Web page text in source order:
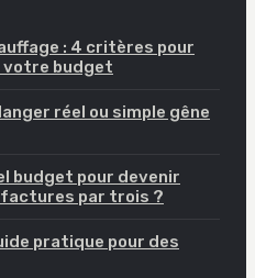
: 4 critères pour
votre budget
réel ou simple gêne
budget pour devenir
par trois ?
pratique pour des